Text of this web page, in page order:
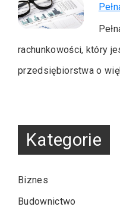
rachunkowości, który
przedsiębiorstwa o
Kategorie
Biznes
Budownictwo